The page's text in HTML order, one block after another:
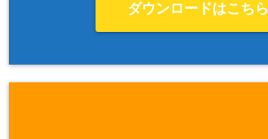
ダウンロードはこちら